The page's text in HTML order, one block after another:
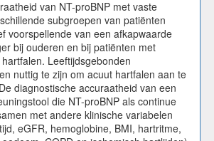
van NT-proBNP met vaste
subgroepen van patiënten
voorspellende van een afkapwaarde
bij ouderen en bij patiënten met
Leeftijdsgebonden
nuttig te zijn om acuut hartfalen aan te
diagnostische accuraatheid van een
die NT-proBNP als continue
met andere klinische variabelen
eGFR, hemoglobine, BMI, hartritme,